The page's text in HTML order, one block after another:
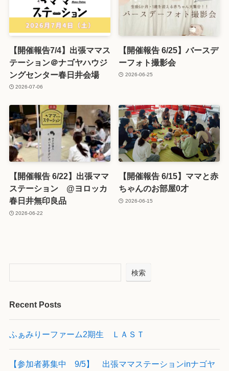
【開催報告7/4】出張ママス
テーション＠ナゴヤハウジ
ングセンター春日井会場
2026-07-06
【開催報告 6/25】バースデ
ーフォト撮影会
2026-06-25
【開催報告 6/22】出張ママ
ステーション @ヨロッカ
春日井無印良品
2026-06-22
【開催報告 6/15】ママと赤
ちゃんのお部屋0才
2026-06-15
検索
Recent Posts
ふぁみりーファーム2期生 ＬＡＳＴ
【参加者募集中 9/5】 出張ママステーションinナゴヤ